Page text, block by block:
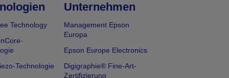
Technology
Technologie
Unternehmen
Management Epson
Europa
Epson Europe Electronics
Digigraphie® Fine-Art-
Zertifizierung